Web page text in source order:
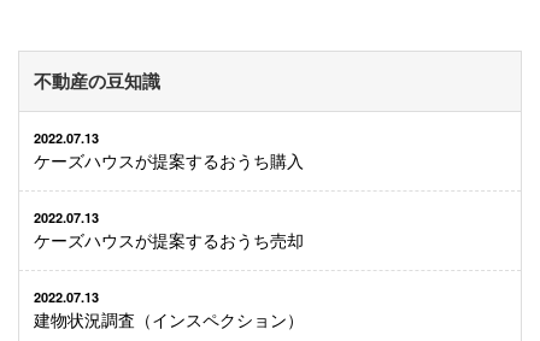
不動産の豆知識
2022.07.13
ケーズハウスが提案するおうち購入
2022.07.13
ケーズハウスが提案するおうち売却
2022.07.13
建物状況調査（インスペクション）